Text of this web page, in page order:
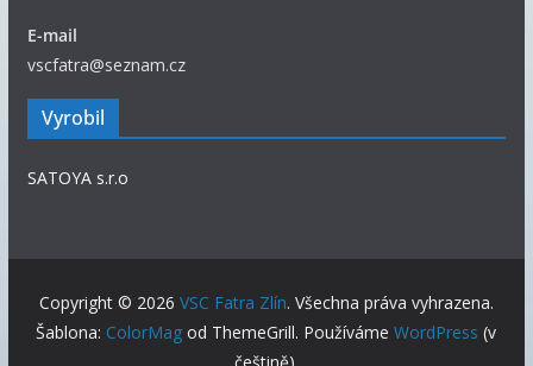
E-mail
vscfatra@seznam.cz
Vyrobil
SATOYA s.r.o
Copyright © 2026 VSC Fatra Zlín. Všechna práva vyhrazena.
Šablona: ColorMag od ThemeGrill. PoužívámeWordPress (v